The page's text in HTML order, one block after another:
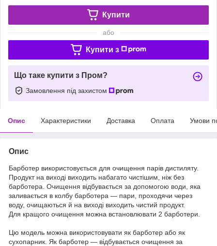
Купити
або
Купити з
Що таке купити з Пром?
Замовлення під захистом
Опис Характеристики Доставка Оплата Умови
Опис
Барботер використовується для очищення парів дистиляту.
Продукт на виході виходить набагато чистішим, ніж без
барботера. Очищення відбувається за допомогою води, яка
заливається в колбу барботера — пари, проходячи через
воду, очищаються й на виході виходить чистий продукт.
Для кращого очищення можна встановлювати 2 барботери.
Цю модель можна використовувати як барботер або як
сухопарник. Як барботер — відбувається очищення за